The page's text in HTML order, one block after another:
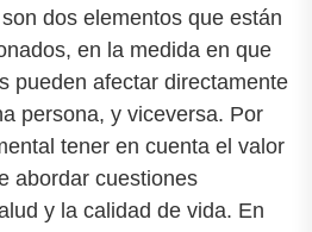
dos elementos que están
en la medida en que
pueden afectar directamente
persona, y viceversa. Por
tener en cuenta el valor
abordar cuestiones
y la calidad de vida. En